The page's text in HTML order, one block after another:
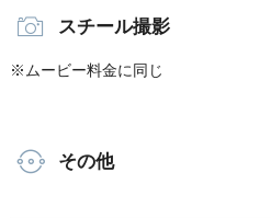
スチール撮影
※ムービー料金に同じ
その他